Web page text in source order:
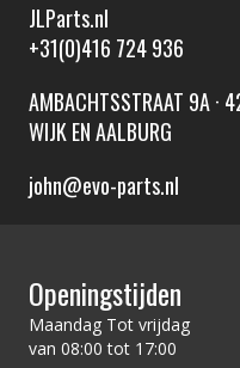
JLParts.nl
+31(0)416 724 936
AMBACHTSSTRAAT 9A ·
WIJK EN AALBURG
john@evo-parts.nl
Openingstijden
Maandag Tot vrijdag
van 08:00 tot 17:00